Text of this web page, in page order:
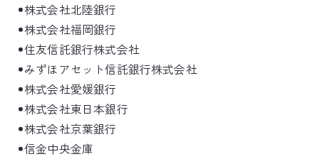
株式会社北陸銀行
株式会社福岡銀行
住友信託銀行株式会社
みずほアセット信託銀行株式会社
株式会社愛媛銀行
株式会社東日本銀行
株式会社京葉銀行
信金中央金庫